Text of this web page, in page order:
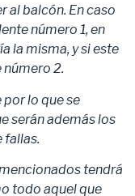
al balcón. En caso
número 1, en
la misma, y si este
2.
lo que se
serán además los
fallas.
tendrá
todo aquel que